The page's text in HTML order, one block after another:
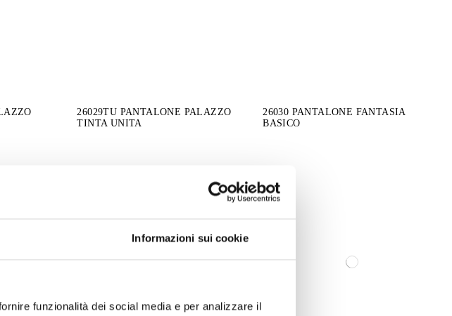
Informazioni sui cookie
funzionalità dei social media e per analizzare il
26029TU PANTALONE PALAZZO
TINTA UNITA
26030 PANTALONE FANTASIA
BASICO